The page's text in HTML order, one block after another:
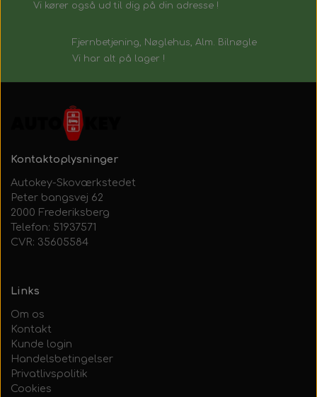
Vi kører også ud til dig på din adresse !
Fjernbetjening, Nøglehus, Alm. Bilnøgle
Vi har alt på lager !
Kontaktoplysninger
Autokey-Skoværkstedet
Peter bangsvej 62
2000 Frederiksberg
Telefon: 51937571
CVR: 35605584
Links
Om os
Kontakt
Kunde login
Handelsbetingelser
Privatlivspolitik
Cookies